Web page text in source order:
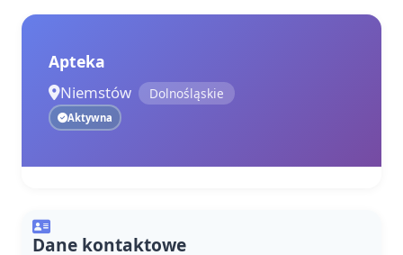
Apteka
Niemstów Dolnośląskie
Aktywna
Dane kontaktowe